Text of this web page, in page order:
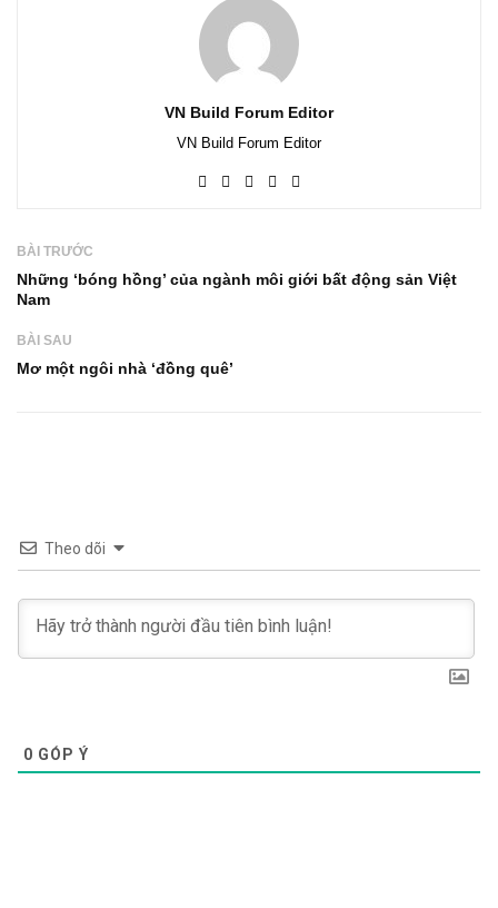
VN Build Forum Editor
VN Build Forum Editor
BÀI TRƯỚC
Những ‘bóng hồng’ của ngành môi giới bất động sản Việt
Nam
BÀI SAU
Mơ một ngôi nhà ‘đồng quê’
Theo dõi
0 GÓP Ý